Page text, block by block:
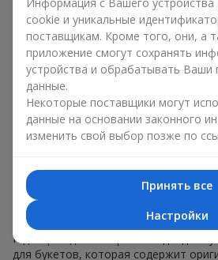
Сувениры к
Праздник задаёт настроение, а
букетов его подчёркивает. Именно
цветам часто выбирают с учётом
ассортименте найдётся сувенирная
которая подойдёт к любому
рассчитана на любой бюджет.
Сувенирная
букетам на День
К
для букетов, которая содержит
cookie и уникальные
поставщикам. Кроме того, они, а
приложение смогут сохранять
устройства и обрабатывать Ваши
данные.
Некоторые поставщики могут
данные на основании законного
изменить свой выбор позже по
Принять все
Настройки